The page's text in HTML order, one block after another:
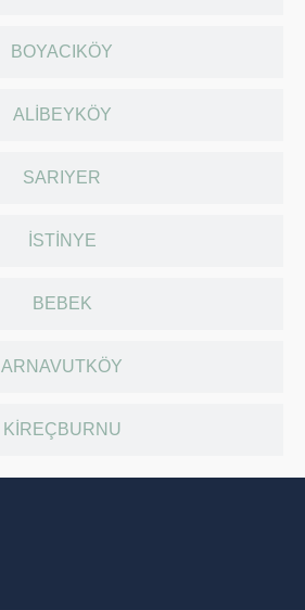
BOYACIKÖY
ALIBEYKÖY
SARIYER
İSTINYE
BEBEK
ARNAVUTKÖY
KIREÇBURNU